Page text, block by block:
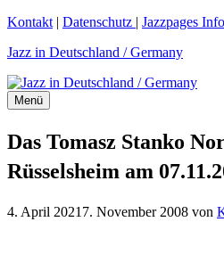
Zum
springen
Kontakt | Datenschutz | Jazzpages Info
Jazz in Deutschland / Germany
Menü
Das Tomasz Stanko
Rüsselsheim am
4. April 2021 7. November 2008 von